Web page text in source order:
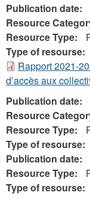
Publication date:
Resource
Resource Type:
Type of resourse:
Rapport 2021-
d’accès aux
Publication date:
Resource
Resource Type:
Type of resourse:
Publication date:
Resource Type:
Type of resourse: